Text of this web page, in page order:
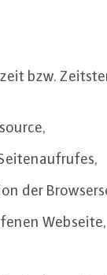
bzw.
der
Webseite,